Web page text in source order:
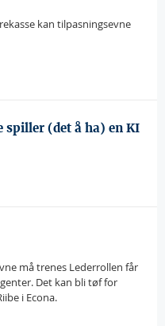
kan tilpasningsevne
spiller (det å ha) en KI
må trenes Lederrollen får
Det kan bli tøf for
i Econa.